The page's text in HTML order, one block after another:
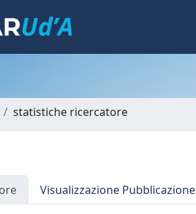
statistiche ricercatore
Visualizzazione Pubblicazione